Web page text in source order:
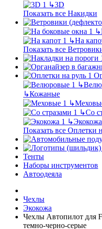
↳3D
Показать все Накидки
↳
↳На
Показать все
↳
↳Кожаные
↳
↳Со
↳Экокожа
Показать все Оплетки
Тенты
Наборы инструментов
Автоодеяла
Чехлы
Экокожа
Чехлы Автопилот для
темно-черно-серые